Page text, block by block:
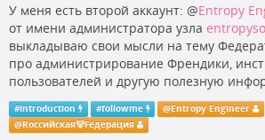
У меня есть второй аккаунт: @Entropy
от имени администратора узла
выкладываю свои мысли на тему
про администрирование Френдики,
пользователей и другую полезную
#introduction #followme @Entropy Engineer
@Rоссийская🐻Fедерация